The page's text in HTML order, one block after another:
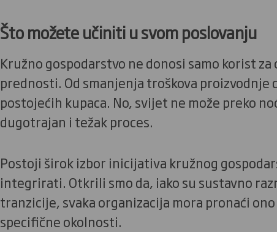
Što možete učiniti u svom poslovanju
Kružno gospodarstvo ne donosi samo korist
prednosti. Od smanjenja troškova proizvodnje
postojećih kupaca. No, svijet ne može preko
dugotrajan i težak proces.
Postoji širok izbor inicijativa kružnog
integrirati. Otkrili smo da, iako su sustavno
tranzicije, svaka organizacija mora pronaći
specifične okolnosti.